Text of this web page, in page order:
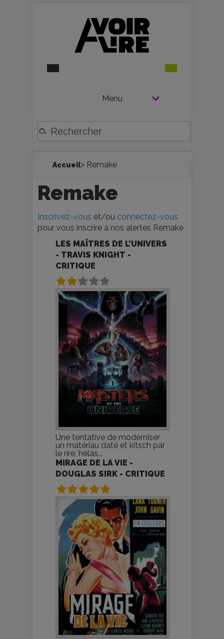
Menu
Accueil> Remake
Remake
Inscrivez-vous et/ou connectez-vous
pour vous inscrire à nos alertes Remake
LES MAÎTRES DE L’UNIVERS
- TRAVIS KNIGHT -
CRITIQUE
Une tentative de moderniser
un matériau daté et kitsch par
le rire, hélas...
MIRAGE DE LA VIE -
DOUGLAS SIRK - CRITIQUE